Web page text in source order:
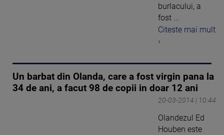
burlacului, a
fost ...
Citeste mai mult
›
Un barbat din Olanda, care a fost virgin pana la
34 de ani, a facut 98 de copii in doar 12 ani
20-03-2014 | 10:44
Olandezul Ed
Houben este